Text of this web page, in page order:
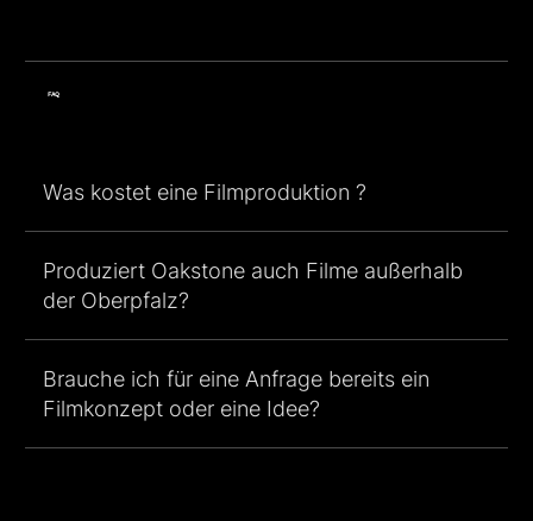
FAQ
Was kostet eine Filmproduktion ?
Produziert Oakstone auch Filme außerhalb
der Oberpfalz?
Brauche ich für eine Anfrage bereits ein
Filmkonzept oder eine Idee?